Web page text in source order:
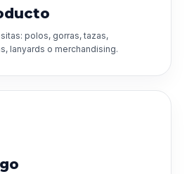
polos, gorras, tazas,
lanyards o merchandising.